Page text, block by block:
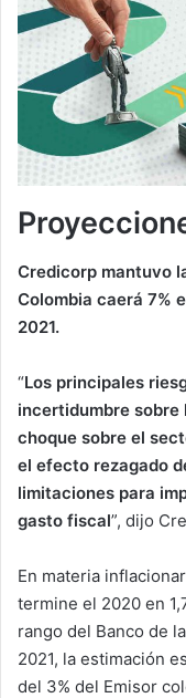
Credicorp mantuvo
Colombia caerá 7%
2021.
“Los principales
incertidumbre sobre
choque sobre el
el efecto rezagado
limitaciones para
gasto fiscal”, dijo
En materia
termine el 2020 en
rango del Banco de
2021, la estimación
del 3% del Emisor